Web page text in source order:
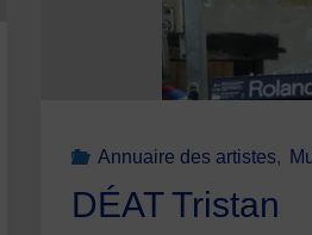
Annuaire des artistes,
DÉAT Tristan